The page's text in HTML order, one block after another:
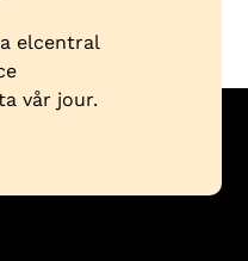
elcentral
vår jour.